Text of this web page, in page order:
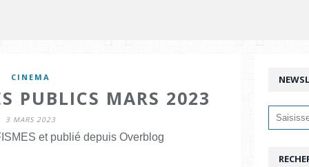
CINEMA
PUBLICS MARS 2023
3 MARS 2023
et publié depuis Overblog